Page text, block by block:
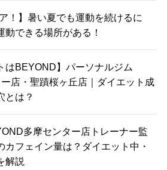
！】暑い夏でも運動を続けるに
できる場所がある！
はBEYOND】パーソナルジム
店・聖蹟桜ヶ丘店｜ダイエット成
とは？
多摩センター店トレーナー監
カフェイン量は？ダイエット中・
解説